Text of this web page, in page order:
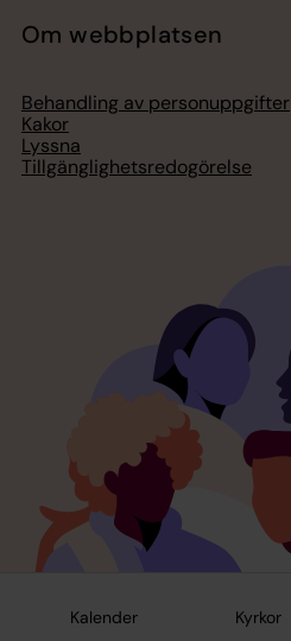
Kalender Kyrkor
Om webbplatsen
Behandling av personuppgifter
Kakor
Lyssna
Tillgänglighetsredogörelse